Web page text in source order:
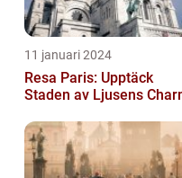
11 januari 2024
Resa Paris: Upptäck
Staden av Ljusens